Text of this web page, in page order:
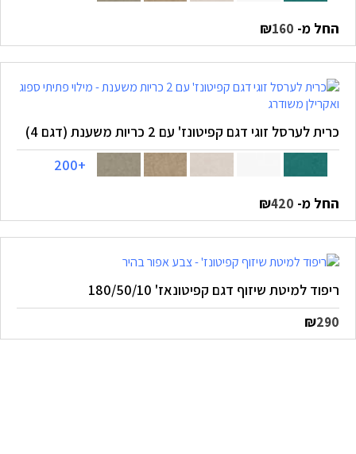
החל מ- ₪160
כרית לערסל זוגי דגם קפיטונז' עם 2 כריות משענת (דגם 4)
+200
החל מ- ₪420
ריפוד למיטת שיזוף דגם קפיטונאז' 180/50/10
₪290